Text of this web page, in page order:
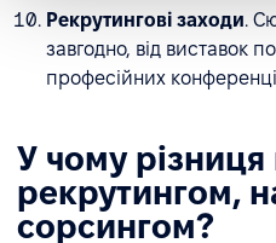
Рекрутингові заходи.
завгодно, від виставок
професійних
У чому різниця
рекрутингом,
сорсингом?